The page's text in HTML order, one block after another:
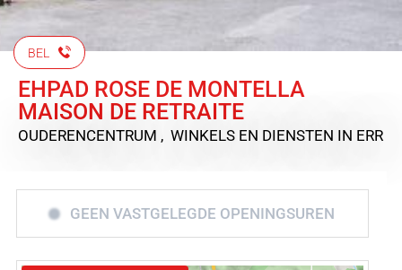
BEL
EHPAD ROSE DE MONTELLA
MAISON DE RETRAITE
OUDERENCENTRUM , WINKELS EN DIENSTEN IN ERR
GEEN VASTGELEGDE OPENINGSUREN